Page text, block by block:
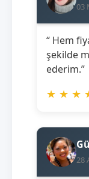
03
“ Hem
şekilde
ederim.”
★ ★ ★
28